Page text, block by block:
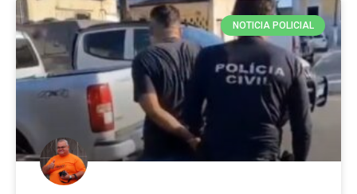
NOTICIA POLICIAL